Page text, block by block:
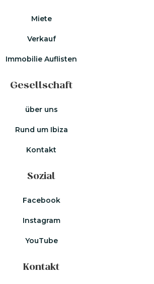
Miete
Verkauf
Immobilie Auflisten
Gesellschaft
über uns
Rund um Ibiza
Kontakt
Sozial
Facebook
Instagram
YouTube
Kontakt